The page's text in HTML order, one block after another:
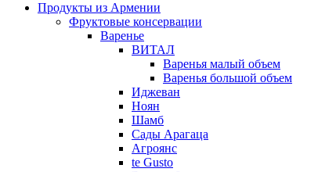
Продукты из Армении
Фруктовые консервации
Варенье
ВИТАЛ
Варенья малый объем
Варенья большой объем
Иджеван
Ноян
Шамб
Сады Арагаца
Агроянс
te Gusto